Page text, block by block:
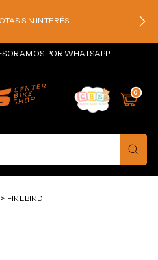
SIN INTERÉS
POR WHATSAPP
0
> FIREBIRD